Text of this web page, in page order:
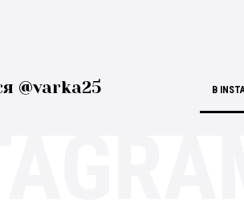
@varka25 В